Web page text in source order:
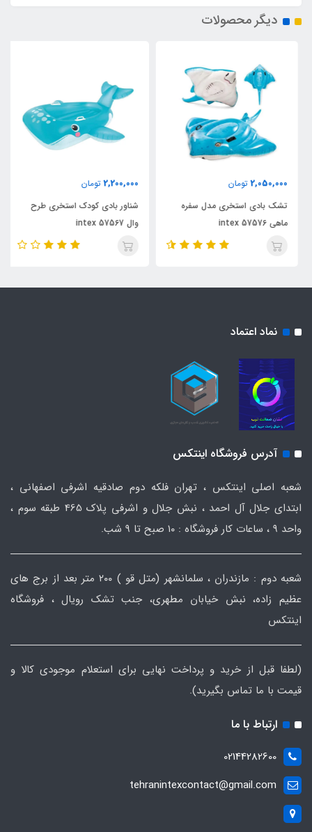
دیگر محصولات
2,050,000 تومان
تشک بادی استخری مدل سفره
ماهی intex 57576
2,200,000 تومان
شناور بادی کودک استخری طرح
وال intex 57567
نماد اعتماد
آدرس فروشگاه اینتکس
شعبه اصلی اینتکس ، تهران فلکه دوم صادقیه اشرفی اصفهانی ،
ابتدای جلال آل احمد ، نبش جلال و اشرفی پلاک 465 طبقه سوم ،
واحد ۹ ، ساعات کار فروشگاه : ۱۰ صبح تا ۹ شب.
شعبه دوم : مازندران ، سلمانشهر (متل قو ) ۲۰۰ متر بعد از برج های
عظیم زاده، نبش خیابان مطهری، جنب تشک رویال ، فروشگاه
اینتکس
(لطفا قبل از خرید و پرداخت نهایی برای استعلام موجودی کالا و
قیمت با ما تماس بگیرید).
ارتباط با ما
02144282600
tehranintexcontact@gmail.com